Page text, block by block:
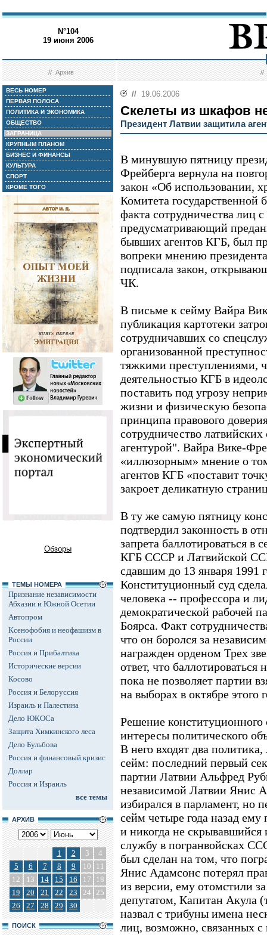
N°104
19 июня 2006
//Архив //
ВЕСЬ НОМЕР
ПЕРВАЯ ПОЛОСА
ПОЛИТИКА И ЭКОНОМИКА
ОБЩЕСТВО
ЗАГРАНИЦА
КРУПНЫМ ПЛАНОМ
БИЗНЕС И ФИНАНСЫ
КУЛЬТУРА
СПОРТ
КРОМЕ ТОГО
Обзоры
ТЕМЫ НОМЕРА
Признание независимости
Абхазии и Южной Осетии
Автопром
Ксенофобия и неофашизм в
России
Россия и Прибалтика
Исторические версии
Косово
Россия и Белоруссия
Израиль и Палестина
Дело ЮКОСа
Защита Химкинского леса
Дело Бульбова
Россия и финансовый кризис
Доллар
Россия и Израиль
все темы
АРХИВ
1 2 3
4
5
6 7 8 9 10
11
12
13 14 15 16 17
18
19
20 21 22 23 24 25
26
27 28 29 30
ПОИСК
// 19.06.2006
Скелеты из шкафов
Президент Латвии защитила
В минувшую пятницу
Фрейберга вернула на
закон «Об использовании,
Комитета государственной
факта сотрудничества лиц
предусматривающий
бывших агентов КГБ, был
вопреки мнению
подписала закон,
ЧК.
В письме к сейму Вайра
публикация картотеки
сотрудничавших со
организованной
тяжкими преступлениями,
деятельностью КГБ в
поставить под угрозу
жизни и физическую
принципа правового
сотрудничество
агентурой". Вайра Вике-
«иллюзорным» мнение о
агентов КГБ «поставит
закроет деликатную
В ту же самую пятницу
подтвердил законность в
запрета баллотироваться
КГБ СССР и Латвийской
сдавшим до 13 января 1991
Конституционный суд
человека -- профессора и
демократической
Боярса. Факт
что он боролся за
награжден орденом Трех
ответ, что
пока не позволяет партии
на выборах в октябре этого
Решение конституционного
интересы политического
В него входят два
сейм: последний первый
партии Латвии Альфред
независимой Латвии Янис
избирался в парламент, но
сейм четыре года назад
и никогда не
службу в погранвойсках
был сделан на том, что
Янис Адамсонс потерял
из версии, ему отомстили
депутатом, Капитан Акула
назвал с трибуны имена
лиц, возможно, связанных